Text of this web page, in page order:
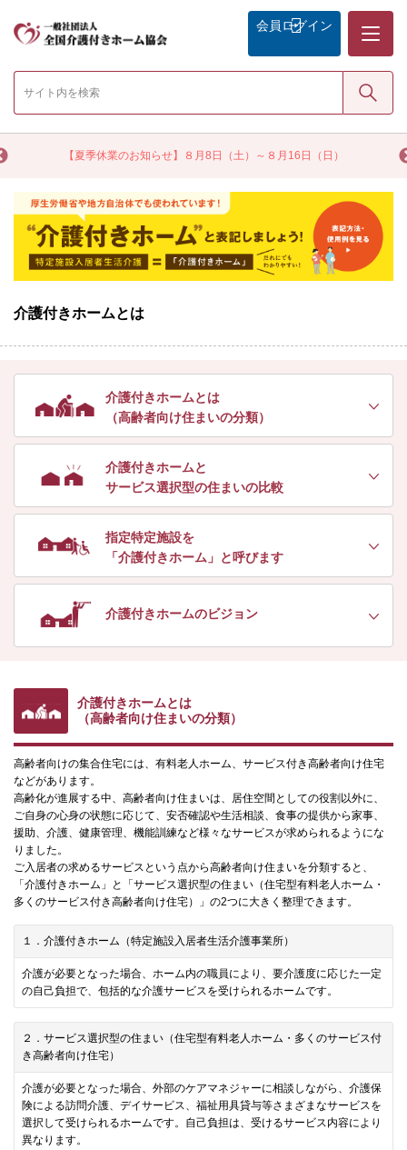
【夏季休業のお知らせ】８月8日（土）～８月16日（日）
会員 ログイン
検索
介護付きホームとは
介護付きホームとは
（高齢者向け住まいの分類）
介護付きホームと
サービス選択型の住まいの比較
指定特定施設を
「介護付きホーム」と呼びます
介護付きホームのビジョン
介護付きホームとは
（高齢者向け住まいの分類）
高齢者向けの集合住宅には、有料老人ホーム、サービス付き高齢者向け住宅
などがあります。
高齢化が進展する中、高齢者向け住まいは、居住空間としての役割以外に、
ご自身の心身の状態に応じて、安否確認や生活相談、食事の提供から家事、
援助、介護、健康管理、機能訓練など様々なサービスが求められるようにな
りました。
ご入居者の求めるサービスという点から高齢者向け住まいを分類すると、
「介護付きホーム」と「サービス選択型の住まい（住宅型有料老人ホーム・
多くのサービス付き高齢者向け住宅）」の2つに大きく整理できます。
１．介護付きホーム（特定施設入居者生活介護事業所）
介護が必要となった場合、ホーム内の職員により、要介護度に応じた一定
の自己負担で、包括的な介護サービスを受けられるホームです。
２．サービス選択型の住まい（住宅型有料老人ホーム・多くのサービス付
き高齢者向け住宅）
介護が必要となった場合、外部のケアマネジャーに相談しながら、介護保
険による訪問介護、デイサービス、福祉用具貸与等さまざまなサービスを
選択して受けられるホームです。自己負担は、受けるサービス内容により
異なります。